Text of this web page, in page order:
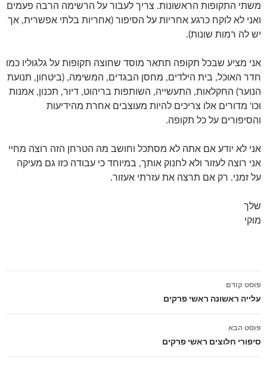
משתי התקופות הראשונות. צריך לעבור על הרשימה הרבה פעמים
ואני לא לוקח כרגע אחריות על הסיפור (אחריות בלתי אפשרית, אך
יש לה רמות שונות).
אני מציע שבכל תקופה תתאר מוסד שחוצה תקופות על גלגוליו כמו
חדר האוכל, בית הילדים, מחסן הבגדים, המשימה, (ביטחון, תנועת
הנוער) החקלאות, התעשייה, השותפות בריהוט, דיור, תכנון, אמנות
וכו' מדורים אלו צריכים להיות מעוצבים אחרת מהידיעות
והסיפורים על כל תקופה.
אני לא יודע אם אתה לא מסתכל וחושב מה הטרחן הזה רוצה מחיי
אני רוצה לעזור ולא לחנוק אותך, במיוחד כי עבודה כזו גם מעיקה
על זמני. רק אם תרצה את עזרתי אעזור.
שלך
מוקי
ניווט
פוסטים
פוסט קודם
עלייה ראשונה ראשי פרקים
פוסט הבא
סיפורי חלוצים ראשי פרקים